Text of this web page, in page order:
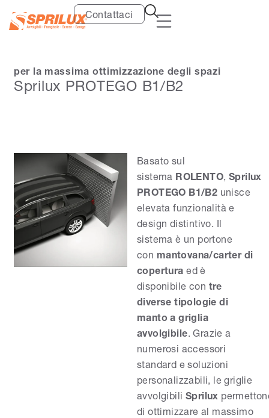
Contattaci
per la massima ottimizzazione degli spazi
Sprilux PROTEGO B1/B2
Basato sul
sistema ROLENTO, Sprilux
PROTEGO B1/B2 unisce
elevata funzionalità e
design distintivo. Il
sistema è un portone
con mantovana/carter di
copertura ed è
disponibile con tre
diverse tipologie di
manto a griglia
avvolgibile. Grazie a
numerosi accessori
standard e soluzioni
personalizzabili, le griglie
avvolgibili Sprilux
di ottimizzare al massimo